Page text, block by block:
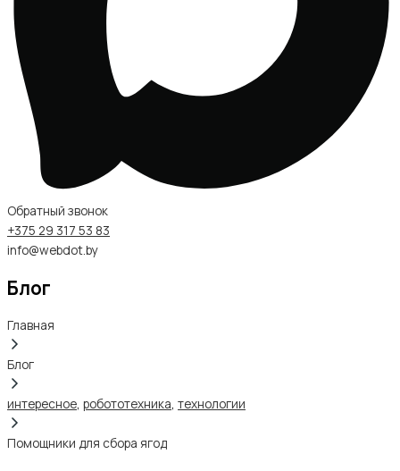
Обратный звонок
+375 29 317 53 83
info@webdot.by
Блог
Главная
Блог
интересное робототехника технологии
Помощники для сбора ягод